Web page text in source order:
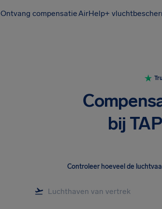
Ontvang compensatieAirHelp+
bij
Controleer hoeveel de